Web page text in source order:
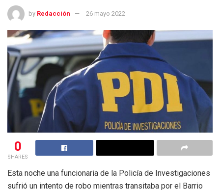
by Redacción 26 mayo 2022
0
SHARES
Esta noche una funcionaria de la Policía de Investigaciones
sufrió un intento de robo mientras transitaba por el Barrio